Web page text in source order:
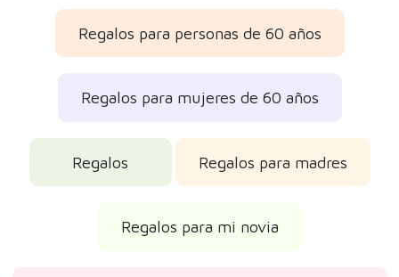
Regalos para personas de 60 años
Regalos para mujeres de 60 años
Regalos Regalos para madres
Regalos para mi novia